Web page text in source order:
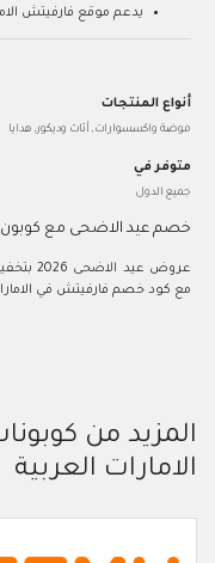
يدعم موقع فارفيتش
أنواع المنتجات
موضة واكسسوارات, أثاث وديكور, هدايا
متوفر في
جميع الدول
خصم عيد الاضحى مع كوبون
مع كود خصم فارفيتش في
المزيد من
الامارات العربية